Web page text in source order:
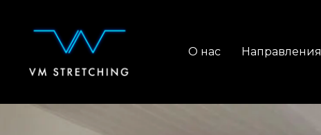
О нас Направления